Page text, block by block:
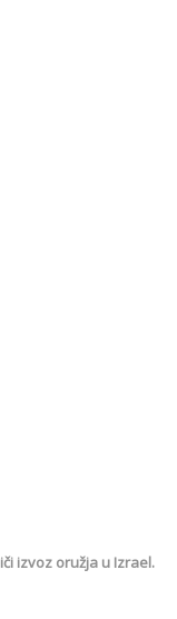
izvoz oružja u Izrael.